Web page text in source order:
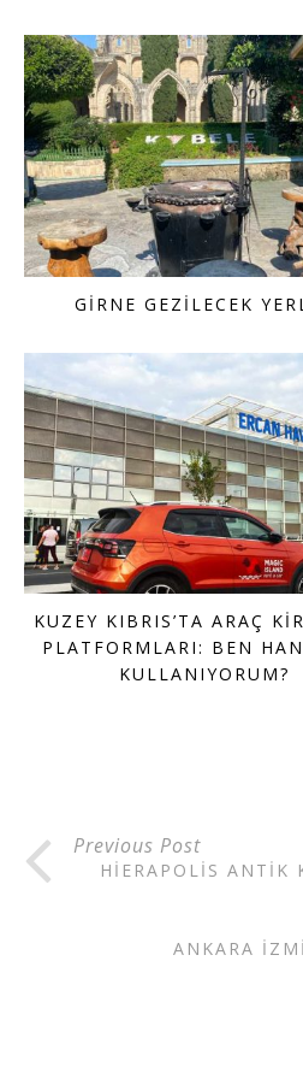
GIRNE GEZILECEK
KUZEY KIBRIS’TA ARAÇ
PLATFORMLARI: BEN
KULLANIYORUM?
Previous Post
HIERAPOLIS ANTIK
ANKARA